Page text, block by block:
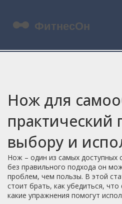
Нож для
практический
выбору и
Нож – один из самых доступных
без правильного подхода он
проблем, чем пользы. В этой
стоит брать, как убедиться,
какие упражнения помогут